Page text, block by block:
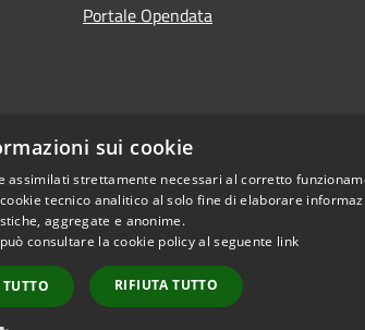
Portale Opendata
Copyright © 2026 • Comune di
sui cookie
assimilati strettamente necessari al corretto
tecnico analitico al solo fine di elaborare
aggregate e anonime.
consultare la cookie policy al seguente link
TUTTO RIFIUTA TUTTO